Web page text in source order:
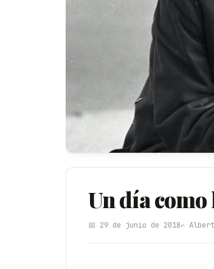
Un día como
📅 29 de junio de 2018✍️